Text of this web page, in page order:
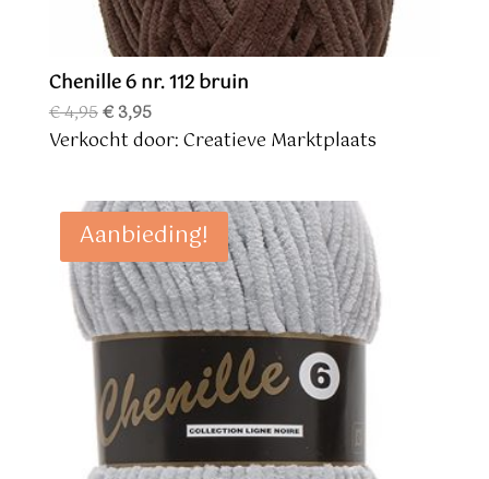
Chenille 6 nr. 112 bruin
€4,95Oorspronkelijke
prijs
€3,95Huidige
prijs
Verkocht door: Creatieve Marktplaats
Aanbieding!